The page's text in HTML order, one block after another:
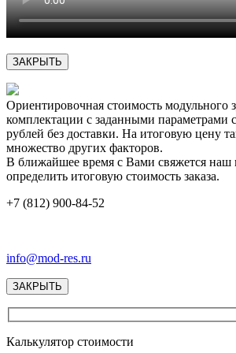
ЗАКРЫТЬ
Ориентировочная стоимость модульного
комплектации с заданными параметрами
рублей без доставки. На итоговую цену
множество других факторов.
В ближайшее время с Вами свяжется наш
определить итоговую стоимость заказа.
+7 (812) 900-84-52
info@mod-res.ru
ЗАКРЫТЬ
Калькулятор стоимости